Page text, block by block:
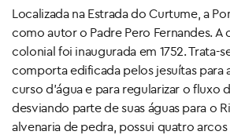
Localizada na Estrada do Curtume, a
como autor o Padre Pero Fernandes. A
colonial foi inaugurada em 1752. Trata-
comporta edificada pelos jesuítas para
curso d’água e para regularizar o fluxo
desviando parte de suas águas para o
alvenaria de pedra, possui quatro